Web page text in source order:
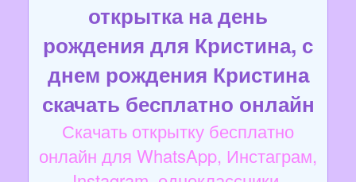
открытка на день
рождения для Кристина, с
днем рождения Кристина
скачать бесплатно онлайн
Скачать открытку бесплатно
онлайн для WhatsApp, Инстаграм,